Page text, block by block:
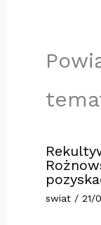
swiat/ 21/